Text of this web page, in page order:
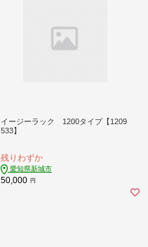
イージーラック 1200タイプ【1209
533】
残りわずか
愛知県新城市
50,000 円